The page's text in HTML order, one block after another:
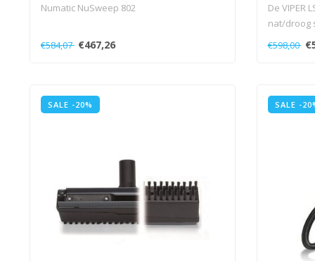
Numatic NuSweep 802
€584,07 €467,26
De VIPER
nat/droog
€598,00
SALE -20% SALE -